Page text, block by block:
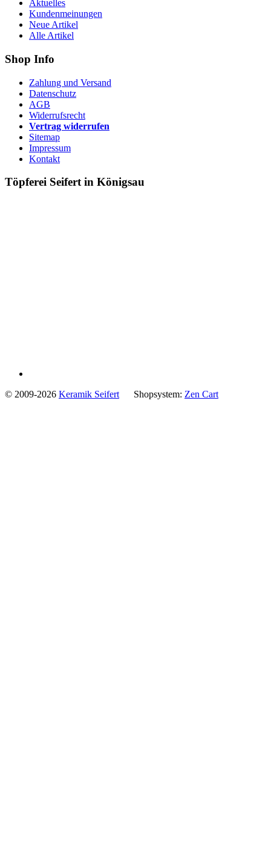
Aktuelles
Kundenmeinungen
Neue Artikel
Alle Artikel
Shop Info
Zahlung und Versand
Datenschutz
AGB
Widerrufsrecht
Vertrag widerrufen
Sitemap
Impressum
Kontakt
Töpferei Seifert in Königsau
© 2009-2026 Keramik Seifert Shopsystem: Zen Cart